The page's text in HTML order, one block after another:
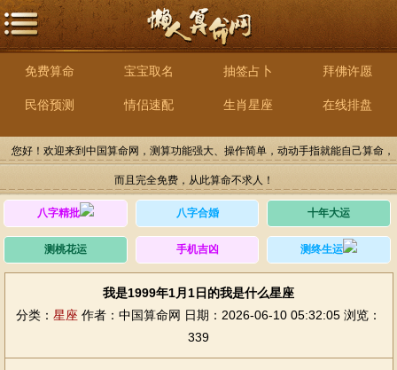
免费算命 宝宝取名 抽签占卜 拜佛许愿
民俗预测 情侣速配 生肖星座 在线排盘
您好！欢迎来到中国算命网，测算功能强大、操作简单，动动手指就能自己算命，
而且完全免费，从此算命不求人！
八字精批 八字合婚 十年大运
测桃花运 手机吉凶 测终生运
我是1999年1月1日的我是什么星座
分类： 星座 作者：中国算命网 日期：2026-06-10 05:32:05 浏览：
339